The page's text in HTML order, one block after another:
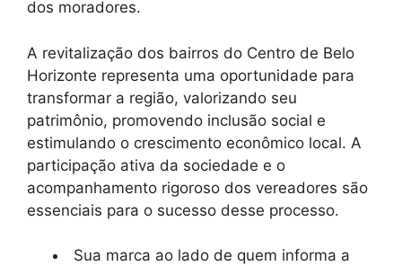
dos moradores.
A revitalização dos bairros do Centro de Belo
Horizonte representa uma oportunidade para
transformar a região, valorizando seu
patrimônio, promovendo inclusão social e
estimulando o crescimento econômico local. A
participação ativa da sociedade e o
acompanhamento rigoroso dos vereadores são
essenciais para o sucesso desse processo.
Sua marca ao lado de quem informa a